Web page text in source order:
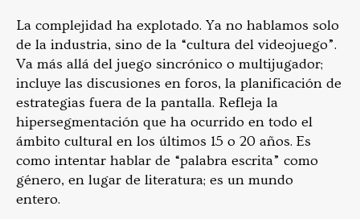
La complejidad ha explotado. Ya no hablamos solo
de la industria, sino de la “cultura del videojuego”.
Va más allá del juego sincrónico o multijugador;
incluye las discusiones en foros, la planificación de
estrategias fuera de la pantalla. Refleja la
hipersegmentación que ha ocurrido en todo el
ámbito cultural en los últimos 15 o 20 años. Es
como intentar hablar de “palabra escrita” como
género, en lugar de literatura; es un mundo
entero.